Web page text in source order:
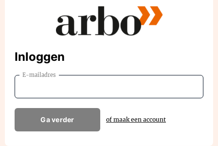
Inloggen
E-mailadres
Ga verder of maak een account